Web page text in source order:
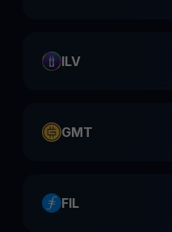
ILV
GMT
FIL